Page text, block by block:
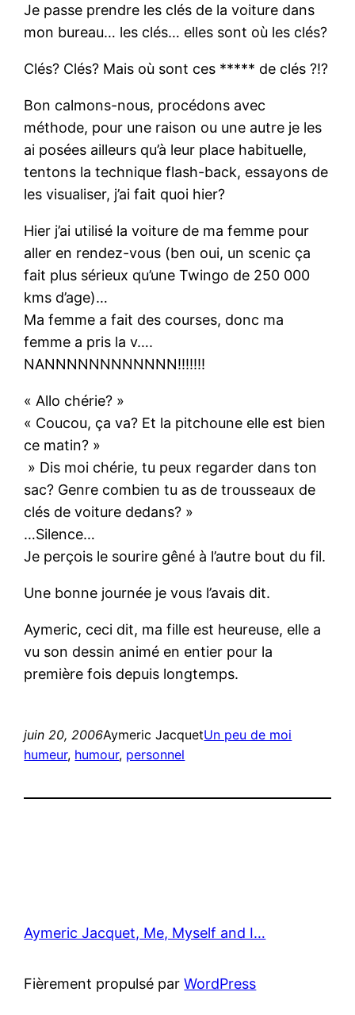
Je passe prendre les clés de la voiture dans
mon bureau… les clés… elles sont où les clés?
Clés? Clés? Mais où sont ces ***** de clés ?!?
Bon calmons-nous, procédons avec
méthode, pour une raison ou une autre je les
ai posées ailleurs qu’à leur place habituelle,
tentons la technique flash-back, essayons de
les visualiser, j’ai fait quoi hier?
Hier j’ai utilisé la voiture de ma femme pour
aller en rendez-vous (ben oui, un scenic ça
fait plus sérieux qu’une Twingo de 250 000
kms d’age)…
Ma femme a fait des courses, donc ma
femme a pris la v….
NANNNNNNNNNNNN!!!!!!!
« Allo chérie? »
« Coucou, ça va? Et la pitchoune elle est bien
ce matin? »
» Dis moi chérie, tu peux regarder dans ton
sac? Genre combien tu as de trousseaux de
clés de voiture dedans? »
…Silence…
Je perçois le sourire gêné à l’autre bout du fil.
Une bonne journée je vous l’avais dit.
Aymeric, ceci dit, ma fille est heureuse, elle a
vu son dessin animé en entier pour la
première fois depuis longtemps.
juin 20, 2006Aymeric JacquetUn peu de moi
humeur, humour, personnel
Aymeric Jacquet, Me, Myself and I…
Fièrement propulsé parWordPress